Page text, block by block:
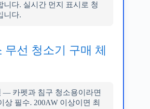
니다. 실시간 먼지 표시로 청
니다.
무선 청소기 구매 체
— 카펫과 침구 청소용이라면
상 필수. 200AW 이상이면 최